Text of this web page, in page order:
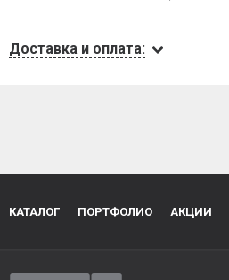
Доставка и оплата:
КАТАЛОГ ПОРТФОЛИО АКЦИИ